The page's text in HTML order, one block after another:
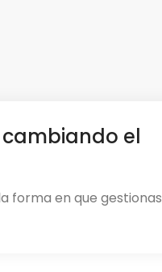
el
forma en que gestionas